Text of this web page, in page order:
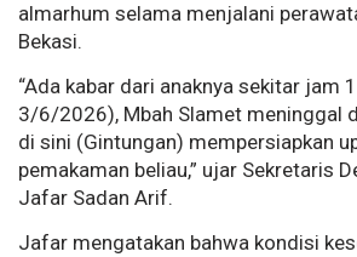
almarhum selama menjalani
Bekasi.
“Ada kabar dari anaknya sekitar jam
3/6/2026), Mbah Slamet meninggal
di sini (Gintungan) mempersiapkan
pemakaman beliau,” ujar Sekretaris
Jafar Sadan Arif.
Jafar mengatakan bahwa kondisi